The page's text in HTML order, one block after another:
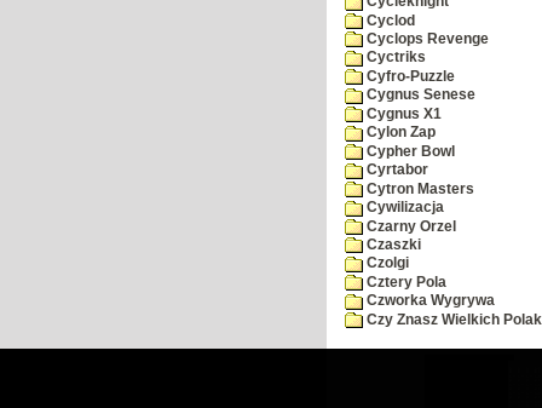
Cyclod
Cyclops Revenge
Cyctriks
Cyfro-Puzzle
Cygnus Senese
Cygnus X1
Cylon Zap
Cypher Bowl
Cyrtabor
Cytron Masters
Cywilizacja
Czarny Orzel
Czaszki
Czolgi
Cztery Pola
Czworka Wygrywa
Czy Znasz Wielkich